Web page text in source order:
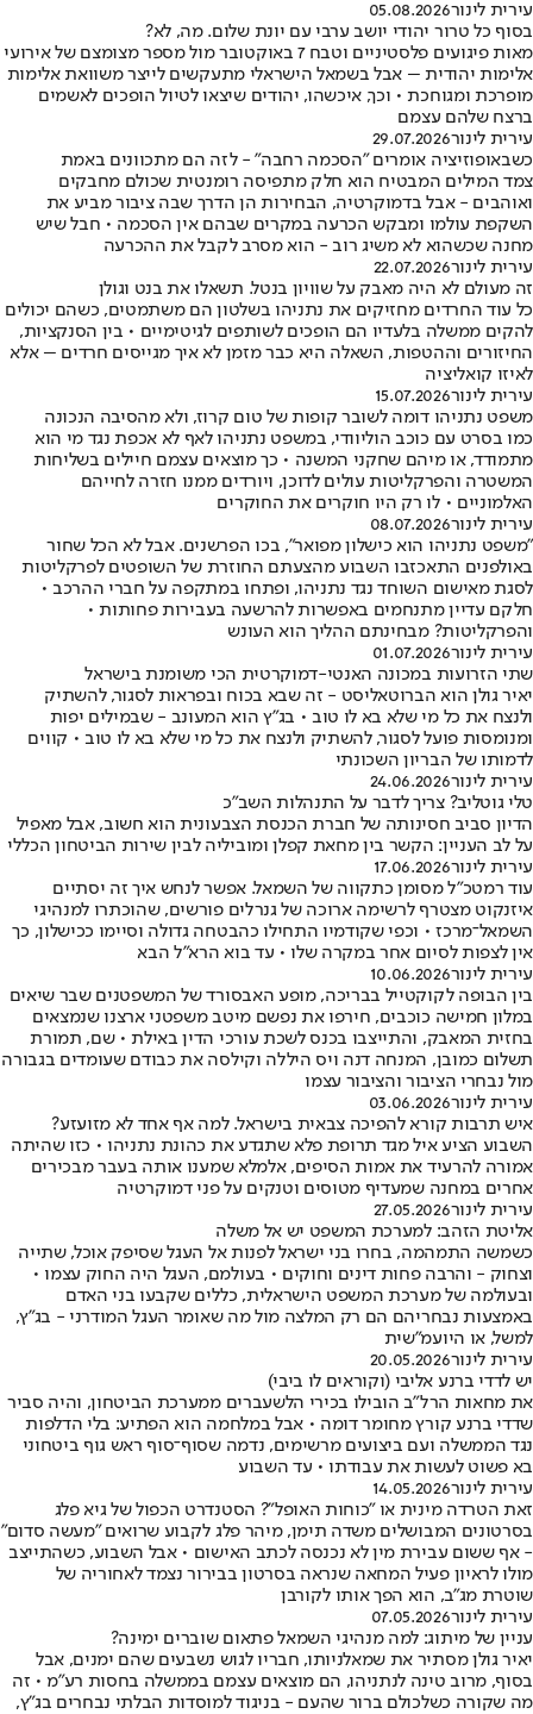
עירית לינור05.08.2026
בסוף כל טרור יהודי יושב ערבי עם יונת שלום. מה, לא?
מאות פיגועים פלסטיניים וטבח 7 באוקטובר מול מספר מצומצם של אירועי
אלימות יהודית – אבל בשמאל הישראלי מתעקשים לייצר משוואת אלימות
מופרכת ומגוחכת • וכך, איכשהו, יהודים שיצאו לטיול הופכים לאשמים
ברצח שלהם עצמם
עירית לינור29.07.2026
כשבאופוזיציה אומרים "הסכמה רחבה" - לזה הם מתכוונים באמת
צמד המילים המבטיח הוא חלק מתפיסה רומנטית שכולם מחבקים
ואוהבים - אבל בדמוקרטיה, הבחירות הן הדרך שבה ציבור מביע את
השקפת עולמו ומבקש הכרעה במקרים שבהם אין הסכמה • חבל שיש
מחנה שכשהוא לא משיג רוב - הוא מסרב לקבל את ההכרעה
עירית לינור22.07.2026
זה מעולם לא היה מאבק על שוויון בנטל. תשאלו את בנט וגולן
כל עוד החרדים מחזיקים את נתניהו בשלטון הם משתמטים, כשהם יכולים
להקים ממשלה בלעדיו הם הופכים לשותפים לגיטימיים • בין הסנקציות,
החיזורים וההטפות, השאלה היא כבר מזמן לא איך מגייסים חרדים – אלא
לאיזו קואליציה
עירית לינור15.07.2026
משפט נתניהו דומה לשובר קופות של טום קרוז, ולא מהסיבה הנכונה
כמו בסרט עם כוכב הוליוודי, במשפט נתניהו לאף לא אכפת נגד מי הוא
מתמודד, או מיהם שחקני המשנה • כך מוצאים עצמם חיילים בשליחות
המשטרה והפרקליטות עולים לדוכן, ויורדים ממנו חזרה לחייהם
האלמוניים • לו רק היו חוקרים את החוקרים
עירית לינור08.07.2026
"משפט נתניהו הוא כישלון מפואר", בכו הפרשנים. אבל לא הכל שחור
באולפנים התאכזבו השבוע מהצעתם החוזרת של השופטים לפרקליטות
לסגת מאישום השוחד נגד נתניהו, ופתחו במתקפה על חברי ההרכב •
חלקם עדיין מתנחמים באפשרות להרשעה בעבירות פחותות •
והפרקליטות? מבחינתם ההליך הוא העונש
עירית לינור01.07.2026
שתי הזרועות במכונה האנטי-דמוקרטית הכי משומנת בישראל
יאיר גולן הוא הברוטאליסט - זה שבא בכוח ובפראות לסגור, להשתיק
ולנצח את כל מי שלא בא לו טוב • בג"ץ הוא המעונב - שבמילים יפות
ומנומסות פועל לסגור, להשתיק ולנצח את כל מי שלא בא לו טוב • קווים
לדמותו של הבריון השכונתי
עירית לינור24.06.2026
טלי גוטליב? צריך לדבר על התנהלות השב"כ
הדיון סביב חסינותה של חברת הכנסת הצבעונית הוא חשוב, אבל מאפיל
על לב העניין: הקשר בין מחאת קפלן ומוביליה לבין שירות הביטחון הכללי
עירית לינור17.06.2026
עוד רמטכ"ל מסומן כתקווה של השמאל. אפשר לנחש איך זה יסתיים
איזנקוט מצטרף לרשימה ארוכה של גנרלים פורשים, שהוכתרו למנהיגי
השמאל־מרכז • וכפי שקודמיו התחילו כהבטחה גדולה וסיימו ככישלון, כך
אין לצפות לסיום אחר במקרה שלו • עד בוא הרא"ל הבא
עירית לינור10.06.2026
בין הבופה לקוקטייל בבריכה, מופע האבסורד של המשפטנים שבר שיאים
במלון חמישה כוכבים, חירפו את נפשם מיטב משפטני ארצנו שנמצאים
בחזית המאבק, והתייצבו בכנס לשכת עורכי הדין באילת • שם, תמורת
תשלום כמובן, המנחה דנה ויס היללה וקילסה את כבודם שעומדים בגבורה
מול נבחרי הציבור והציבור עצמו
עירית לינור03.06.2026
איש תרבות קורא להפיכה צבאית בישראל. למה אף אחד לא מזועזע?
השבוע הציע איל מגד תרופת פלא שתגדע את כהונת נתניהו • כזו שהיתה
אמורה להרעיד את אמות הסיפים, אלמלא שמענו אותה בעבר מבכירים
אחרים במחנה שמעדיף מטוסים וטנקים על פני דמוקרטיה
עירית לינור27.05.2026
אליטת הזהב: למערכת המשפט יש אל משלה
כשמשה התמהמה, בחרו בני ישראל לפנות אל העגל שסיפק אוכל, שתייה
וצחוק - והרבה פחות דינים וחוקים • בעולמם, העגל היה החוק עצמו •
ובעולמה של מערכת המשפט הישראלית, כללים שקבעו בני האדם
באמצעות נבחריהם הם רק המלצה מול מה שאומר העגל המודרני - בג"ץ,
למשל, או היועמ"שית
עירית לינור20.05.2026
יש לדדי ברנע אליבי (וקוראים לו ביבי)
את מחאות הרל"ב הובילו בכירי הלשעברים ממערכת הביטחון, והיה סביר
שדדי ברנע קורץ מחומר דומה • אבל במלחמה הוא הפתיע: בלי הדלפות
נגד הממשלה ועם ביצועים מרשימים, נדמה שסוף־סוף ראש גוף ביטחוני
בא פשוט לעשות את עבודתו • עד השבוע
עירית לינור14.05.2026
זאת הטרדה מינית או "כוחות האופל"? הסטנדרט הכפול של גיא פלג
בסרטונים המבושלים משדה תימן, מיהר פלג לקבוע שרואים "מעשה סדום"
- אף ששום עבירת מין לא נכנסה לכתב האישום • אבל השבוע, כשהתייצב
מולו לראיון פעיל המחאה שנראה בסרטון בבירור נצמד לאחוריה של
שוטרת מג"ב, הוא הפך אותו לקורבן
עירית לינור07.05.2026
עניין של מיתוג: למה מנהיגי השמאל פתאום שוברים ימינה?
יאיר גולן מסתיר את שמאלניותו, חבריו לגוש נשבעים שהם ימנים, אבל
בסוף, מרוב טינה לנתניהו, הם מוצאים עצמם בממשלה בחסות רע"מ • זה
מה שקורה כשלכולם ברור שהעם - בניגוד למוסדות הבלתי נבחרים בג"ץ,